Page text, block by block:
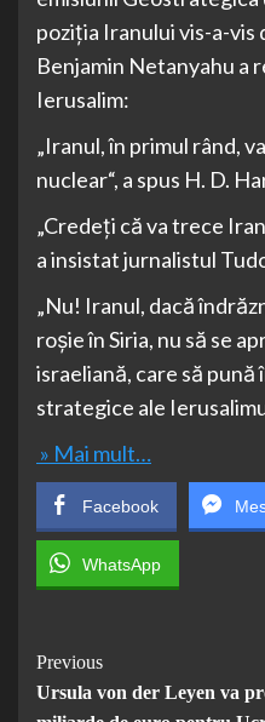
poziția Iranului vis-a-vis
Benjamin Netanyahu a
Ierusalim:
„Iranul, în primul rând,
nuclear“, a spus H. D.
„Credeți că va trece
a insistat jurnalistul
„Nu! Iranul, dacă
roșie în Siria, nu să se
israeliană, care să pună
strategice ale
» Mai mult…
Facebook
WhatsApp
Post
Navigation
Previous
Ursula von der Leyen va